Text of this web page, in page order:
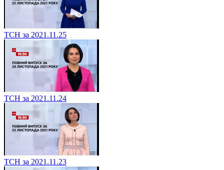
ТСН за 2021.11.25
ТСН за 2021.11.24
ТСН за 2021.11.23